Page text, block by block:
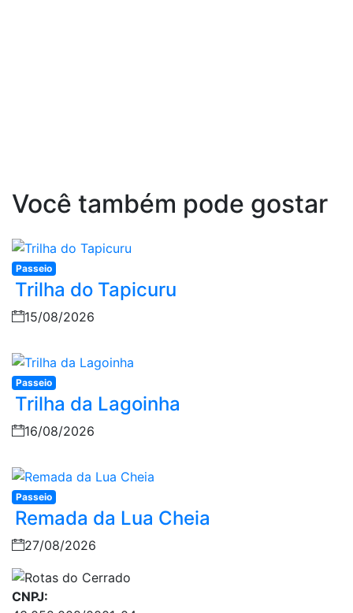
Você também pode gostar
Passeio
Trilha do Tapicuru
15/08/2026
Passeio
Trilha da Lagoinha
16/08/2026
Passeio
Remada da Lua Cheia
27/08/2026
CNPJ: